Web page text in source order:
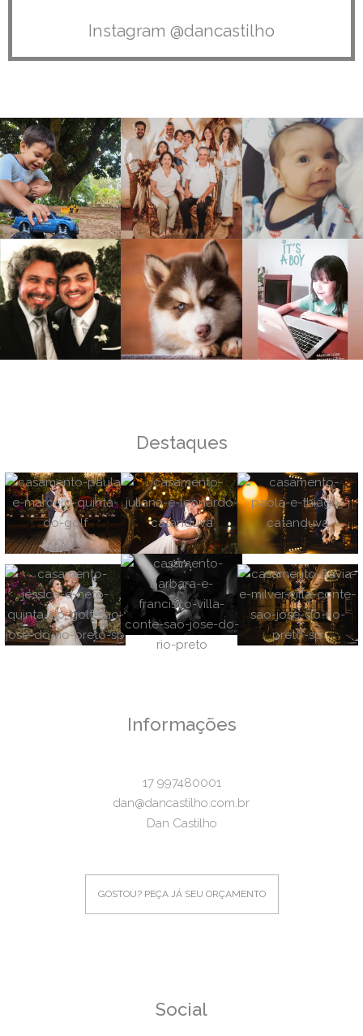
Instagram @dancastilho
Destaques
Informações
17 997480001
dan@dancastilho.com.br
Dan Castilho
GOSTOU? PEÇA JÁ SEU ORÇAMENTO
Social